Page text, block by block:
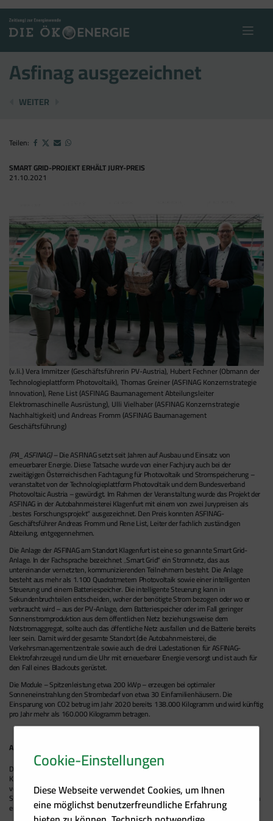
content
Asfinag ausgezeichnet
ÖKOSTROM-ANBIETER VERDOPPELT
WEITER
Teilen:
SMART GRID-PROJEKT ERHÄLT JURY-PREIS
21.10.2021
(v.li.) Vera Immitzer (Geschäftsführerin PV-Austria), Hubert Fechner (Obmann der
Technologieplattform Photovoltaik), Thomas Greiner (ASFINAG Konzernstrategie
Innovation), Rene List (ASFINAG Baumanagement Abteilungsleiter
Elektromaschinelle Ausrüstung), Ulli Vielhaber (ASFINAG Konzernstrategie
Nachhaltigkeit) und Andreas Fromm (ASFINAG Baumanagement
Geschäftsführung)
(PA_ASFINAG) –Die ASFINAG setzt seit Jahren auf Ausbau und Einsatz von
erneuerbarer Energie. Diese Tatsache wurde von einer Fachjury auch bei der
zweitägigen Österreichischen Fachtagung für Photovoltaik und Stromspeicherung –
veranstaltet von der Technologieplattform Photovoltaik und dem Bundesverband
Photovoltaic Austria – gewürdigt. Im Rahmen der Veranstaltung wurde das Projekt der
ASFINAG in der Autobahnmeisterei Klagenfurt mit einem von zwei Jurypreisen als
„bestes Forschungsprojekt“ ausgezeichnet. Den Preis konnten ASFINAG-
Geschäftsführer Andreas Fromm und Rene List, Leiter der fachlich zuständigen
Abteilung, entgegennehmen.
Die Anlage der ASFINAG am Standort Klagenfurt ist eine so genannte Smart Grid-
Anlage. In der Fachsprache bezeichnet „Smart Grid“ ein Stromnetz, das aus
untereinander vernetzten, kommunizierenden Teilnehmern besteht. Die Anlage
besteht aus mehr als 1.100 Quadratmetern Photovoltaik sowie einer intelligenten
Steuerung und einem Batteriespeicher. Die intelligente Steuerung kann in
Sekundenbruchteilen entscheiden, woher der benötigte Strom bezogen oder wo er
verbraucht wird – aus der PV-Anlage, dem Batteriespeicher oder im Fall geringer
Sonnenstromproduktion aus dem öffentlichen Netz beziehungsweise dem
Notstromaggregat, sollte auch das öffentliche Netz ausfallen und die Batterie bereits
leer sein. Damit wird der gesamte Standort (die Autobahnmeisterei, die
Verkehrsmanagementzentrale sowie auch die drei Ladestationen für ASFINAG-
Elektrofahrzeuge) rund um die Uhr mit erneuerbarer Energie versorgt und ist auch für
den Fall eines Blackouts gerüstet.
Die Module – Spitzenleistung etwa 200 kWp – erzeugen bei optimaler
Sonneneinstrahlung den Strombedarf von etwa 30 Einfamilienhäusern. Die
Einsparung von CO2 betrug im Jahr 2020 bereits 138.000 Kilogramm und wird künftig
pro Jahr mehr als 160.000 Kilogramm betragen.
ASFINAG-Standorte als Vorzeigeobjekte
Die ASFINAG ist damit der erste Autobahnbetreiber in Europa, der ein derartiges
Klimaschutz-Projekt umgesetzt hat. „Und dieses Projekt ist erst der Anfang“,
versichert ASFINAG-Vorstand Hartwig Hufnagl. „Unser Ziel ist es, alle unsere
Standorte zu Vorzeigeobjekten zu machen und jede Möglichkeit für die Erzeugung von
erneuerbarer Energie zu nutzen.“
Cookie-Einstellungen
Diese Webseite verwendet Cookies, um Ihnen
eine möglichst benutzerfreundliche Erfahrung